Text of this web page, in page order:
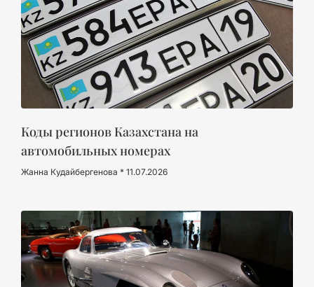
Коды регионов Казахстана на
автомобильных номерах
Жанна Кудайбергенова 11.07.2026